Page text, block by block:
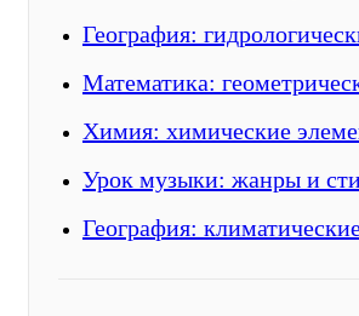
География:
Математика:
Химия: химические
Урок музыки: жанры и
География: